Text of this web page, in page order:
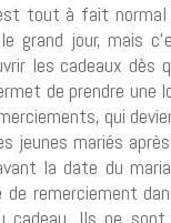
tout à fait normal
grand jour, mais
les cadeaux dès
de prendre une
qui
jeunes mariés
la date du
de remerciement